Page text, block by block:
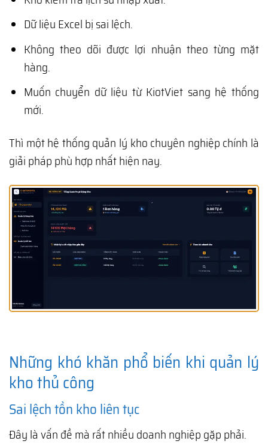
Dữ liệu Excel bị sai lệch.
Không theo dõi được lợi nhuận theo từng mặt
hàng.
Muốn chuyển dữ liệu từ KiotViet sang hệ thống
mới.
Thì một hệ thống quản lý kho chuyên nghiệp chính là
giải pháp phù hợp nhất hiện nay.
Những khó khăn phổ biến khi quản lý
kho thủ công
Sai lệch tồn kho liên tục
Đây là vấn đề mà rất nhiều doanh nghiệp gặp phải.